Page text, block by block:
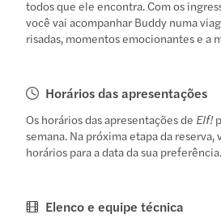
todos que ele encontra. Com os
você vai acompanhar Buddy numa
risadas, momentos emocionantes e a
Horários das apresentações
Os horários das apresentações de Elf!
semana. Na próxima etapa da
horários para a data da sua preferência.
Elenco e equipe técnica